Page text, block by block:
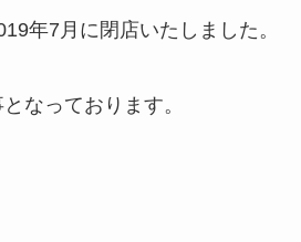
年7月に閉店いたしました。
なっております。